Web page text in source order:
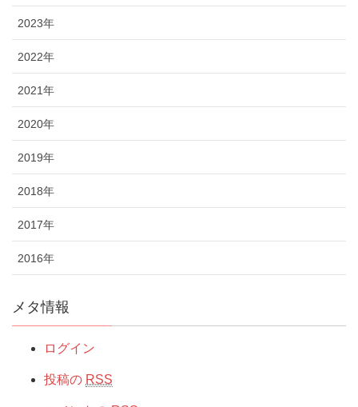
2023年
2022年
2021年
2020年
2019年
2018年
2017年
2016年
メタ情報
ログイン
投稿の RSS